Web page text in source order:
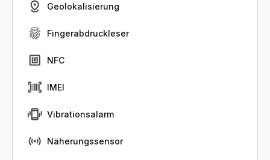
Geolokalisierung
Fingerabdruckleser
NFC
IMEI
Vibrationsalarm
Näherungssensor